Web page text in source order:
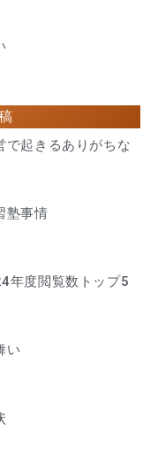
で起きるありがちな
塾事情
年度閲覧数トップ5
い